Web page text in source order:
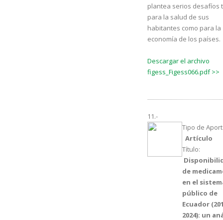
plantea serios desafíos
para la salud de sus
habitantes como para la
economía de los países.
Descargar el archivo
figess_Figess066.pdf >>
11.-
Tipo de
Artículo
Título:
de
en el
público de
Ecuador
2024): un